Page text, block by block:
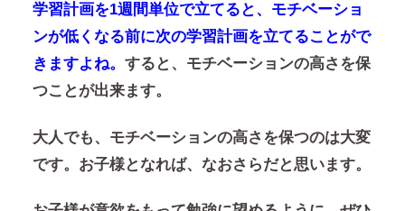
学習計画を1週間単位で立てると、モチベーショ
ンが低くなる前に次の学習計画を立てることがで
きますよね。 すると、モチベーションの高さを保
つことが出来ます。
大人でも、モチベーションの高さを保つのは大変
です。お子様となれば、なおさらだと思います。